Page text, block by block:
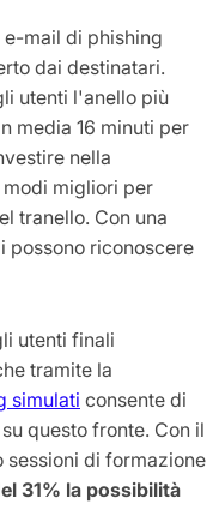
mail di phishing
dai destinatari.
utenti l'anello più
media 16 minuti per
nella
migliori per
tranello. Con una
possono riconoscere
utenti finali
tramite la
simulati consente di
questo fronte. Con il
sessioni di formazione
31% la possibilità